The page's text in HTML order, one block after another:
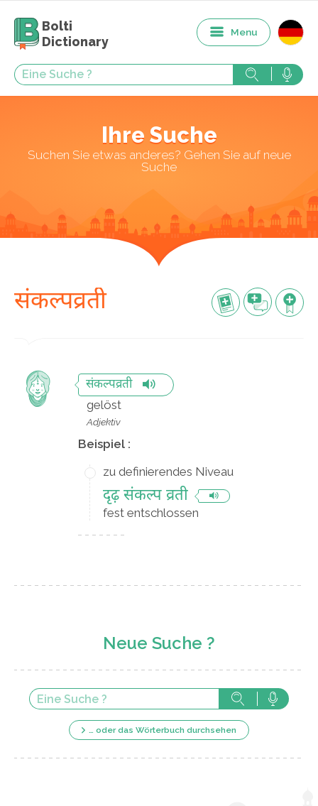
Bolti
Dictionary
Menu
Ihre Suche
Suchen Sie etwas anderes? Gehen Sie auf neue
Suche
संकल्पव्रती
संकल्पव्रती
gelöst
Adjektiv
Beispiel :
zu definierendes Niveau
दृढ़ संकल्प व्रती
fest entschlossen
Neue Suche ?
… oder das Wörterbuch durchsehen